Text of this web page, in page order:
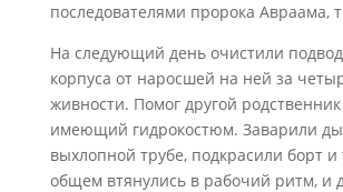
последователями пророка Авраама,
На следующий день очистили
корпуса от наросшей на ней за
живности. Помог другой
имеющий гидрокостюм. Заварили
выхлопной трубе, подкрасили борт и
общем втянулись в рабочий ритм, и